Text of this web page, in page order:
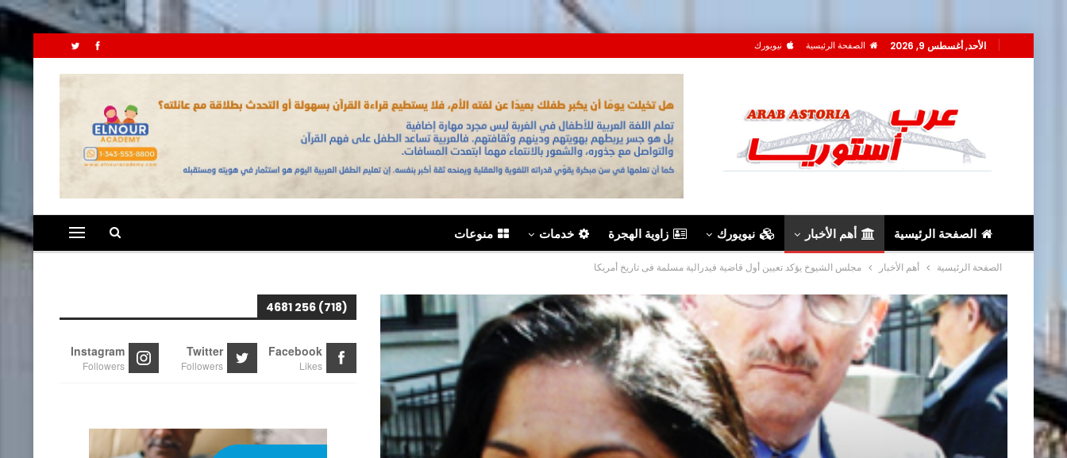
الأحد, أغسطس 9, 2026 الصفحة الرئيسية نيويورك
الصفحة الرئيسية أهم الأخبار نيويورك زاوية الهجرة خدمات منوعات
الصفحة الرئيسية أهم الأخبار مجلس الشيوخ يؤكد تعيين أول قاضية فيدرالية مسلمة فى تاريخ أمريكا
(718) 256 4681
Facebook
Likes
Twitter
Followers
Instagram
Followers